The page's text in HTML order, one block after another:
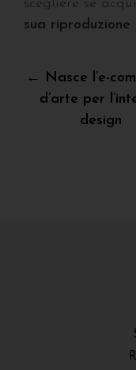
scegliere se
sua
articoli
← Nasce l’e-
d’arte per
design